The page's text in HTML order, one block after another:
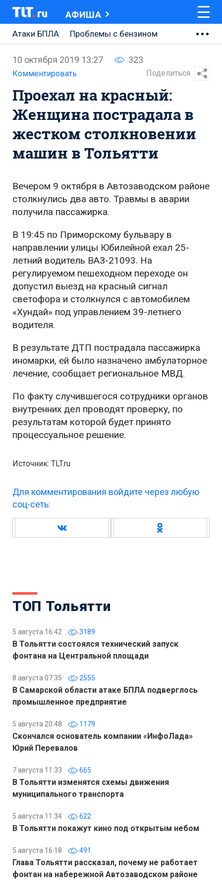
АФИША
Атаки БПЛА
Проблемы с бензином
АВТОВАЗ
Ремонт Центральной площади
Ремонт Обводного шоссе
Набережная Тольятти
Неделя Тольятти
10 октября 2019 13:27 323
Комментировать Поделиться
Проехал на красный:
Женщина пострадала в
жестком столкновении
машин в Тольятти
Вечером 9 октября в Автозаводском районе
столкнулись два авто. Травмы в аварии
получила пассажирка.
В 19:45 по Приморскому бульвару в
направлении улицы Юбилейной ехал 25-
летний водитель ВАЗ-21093. На
регулируемом пешеходном переходе он
допустил выезд на красный сигнал
светофора и столкнулся с автомобилем
«Хундай» под управлением 39-летнего
водителя.
В результате ДТП пострадала пассажирка
иномарки, ей было назначено амбулаторное
лечение, сообщает региональное МВД.
По факту случившегося сотрудники органов
внутренних дел проводят проверку, по
результатам которой будет принято
процессуальное решение.
Источник: TLT.ru
Для комментирования войдите через любую
соц-сеть:
ТОП Тольятти
5 августа 16:42 3189
В Тольятти состоялся технический запуск
фонтана на Центральной площади
8 августа 07:35 2555
В Самарской области атаке БПЛА подверглось
промышленное предприятие
5 августа 20:48 1179
Скончался основатель компании «ИнфоЛада»
Юрий Перевалов
7 августа 11:33 665
В Тольятти изменятся схемы движения
муниципального транспорта
5 августа 11:34 622
В Тольятти покажут кино под открытым небом
5 августа 16:18 491
Глава Тольятти рассказал, почему не работает
фонтан на набережной Автозаводском районе